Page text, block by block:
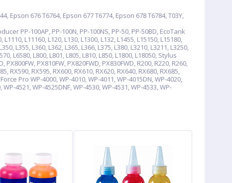
Epson 676 T6764, Epson 677 T6774, Epson 678 T6784, T03Y,
PP-100AP, PP-100N, PP-100NS, PP-50, PP-50BD, EcoTank
L1110, L11160, L120, L130, L1300, L132, L1455, L15150, L15180,
L355, L360, L362, L365, L366, L375, L380, L3210, L3211, L3250,
L6580, L800, L801, L805, L810, L850, L1800, L18050, Stylus
PX810FW, PX820FWD, PX830FWD, R200, R220, R260,
RX590, RX595, RX600, RX610, RX620, RX640, RX680, RX685,
Pro WP-4000, WP-4010, WP-4011, WP-4015DN, WP-4020,
4521, WP-4525DNF, WP-4530, WP-4531, WP-4533, WP-